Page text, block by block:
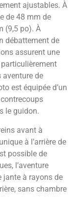
ajustables. À
de 48 mm de
(9,5 po). À
débattement de
assurent une
de
est équipée d’un
le guidon.
avant à
à l’arrière de
possible de
l’aventure
jante à rayons de
sans chambre